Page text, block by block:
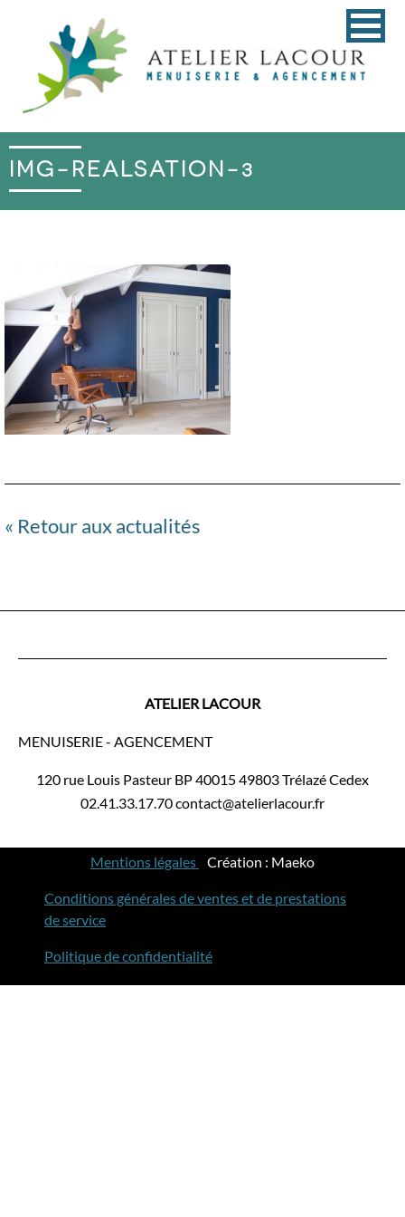
IMG-REALSATION-3
« Retour aux actualités
ATELIER LACOUR
MENUISERIE - AGENCEMENT
120 rue Louis Pasteur BP 40015 49803 Trélazé Cedex
02.41.33.17.70 contact@atelierlacour.fr
Mentions légales Création : Maeko
Conditions générales de ventes et de prestations
de service
Politique de confidentialité